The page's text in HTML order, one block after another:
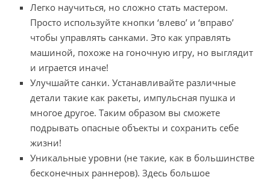
Легко научиться, но сложно стать мастером.
Просто используйте кнопки ‘влево’ и ‘вправо’
чтобы управлять санками. Это как управлять
машиной, похоже на гоночную игру, но выглядит
и играется иначе!
Улучшайте санки. Устанавливайте различные
детали такие как ракеты, импульсная пушка и
многое другое. Таким образом вы сможете
подрывать опасные объекты и сохранить себе
жизни!
Уникальные уровни (не такие, как в большинстве
бесконечных раннеров). Здесь большое